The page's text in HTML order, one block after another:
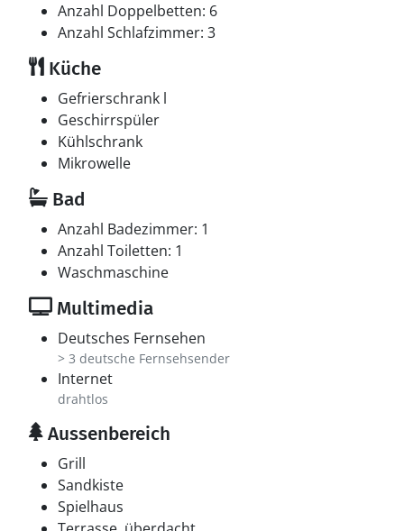
Anzahl Doppelbetten: 6
Anzahl Schlafzimmer: 3
Küche
Gefrierschrank l
Geschirrspüler
Kühlschrank
Mikrowelle
Bad
Anzahl Badezimmer: 1
Anzahl Toiletten: 1
Waschmaschine
Multimedia
Deutsches Fernsehen
> 3 deutsche Fernsehsender
Internet
drahtlos
Aussenbereich
Grill
Sandkiste
Spielhaus